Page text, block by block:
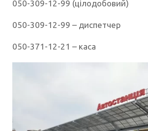
050-309-12-99 (цілодобовий)
050-309-12-99 – диспетчер
050-371-12-21 – каса